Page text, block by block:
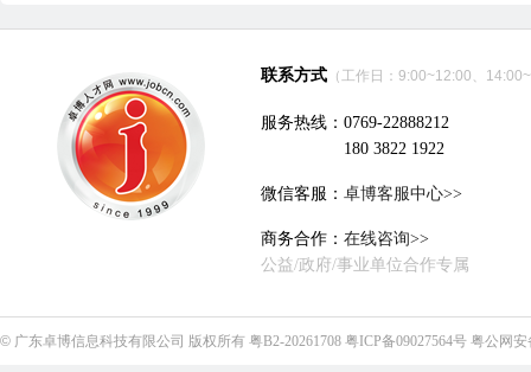
联系方式 （工作日：9:00~12:00、
服务热线：0769-22888212
180 3822 1922
微信客服： 卓博客服中心>>
商务合作： 在线咨询>>
公益/政府/事业单位合作专属
© 广东卓博信息科技有限公司 版权所有 粤B2-20261708 粤ICP备09027564号 粤公网安